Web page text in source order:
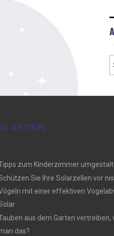
ARTIKEL
zum Kinderzimmer
Sie Ihre Solarzellen vor
mit einer effektiven
aus dem Garten vertreiben,
das?